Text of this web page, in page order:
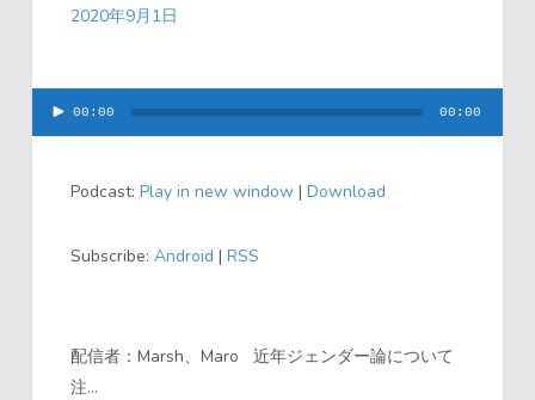
2020年9月1日
00:00 00:00
Podcast: Play in new window| Download
Subscribe: Android | RSS
配信者：Marsh、Maro 近年ジェンダー論について
注...